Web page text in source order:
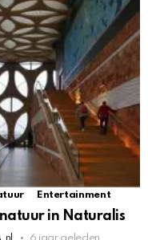
Entertainment
in Naturalis
6 jaar geleden